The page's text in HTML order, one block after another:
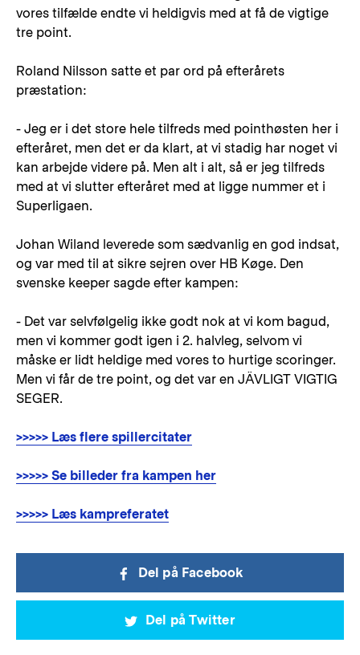
vores tilfælde endte vi heldigvis med at få de vigtige
tre point.
Roland Nilsson satte et par ord på efterårets
præstation:
- Jeg er i det store hele tilfreds med pointhøsten her i
efteråret, men det er da klart, at vi stadig har noget vi
kan arbejde videre på. Men alt i alt, så er jeg tilfreds
med at vi slutter efteråret med at ligge nummer et i
Superligaen.
Johan Wiland leverede som sædvanlig en god indsat,
og var med til at sikre sejren over HB Køge. Den
svenske keeper sagde efter kampen:
- Det var selvfølgelig ikke godt nok at vi kom bagud,
men vi kommer godt igen i 2. halvleg, selvom vi
måske er lidt heldige med vores to hurtige scoringer.
Men vi får de tre point, og det var en JÄVLIGT VIGTIG
SEGER.
>>>>> Læs flere spillercitater
>>>>> Se billeder fra kampen her
>>>>> Læs kampreferatet
Del på Facebook
Del på Twitter